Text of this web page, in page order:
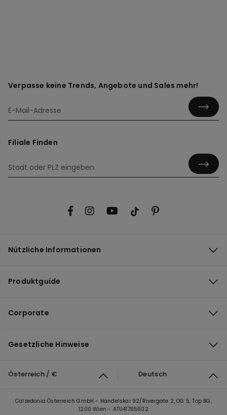
Verpasse keine Trends, Angebote und Sales mehr!
Filiale Finden
Nützliche Informationen
Produktguide
Corporate
Gesetzliche Hinweise
Österreich / € Deutsch
Calzedonia Österreich GmbH - Handelskai 92/Rivergate 2, OG 5, Top BG,
1200 Wien - ATU41765602